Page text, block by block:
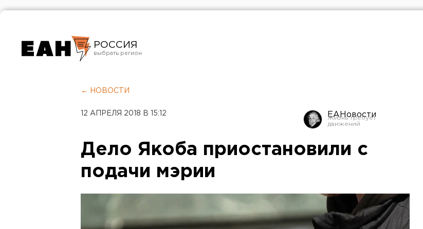
РОССИЯ
Челябинск
← НОВОСТИ
12 АПРЕЛЯ 2018 В 15:12 ЕАНовости
Дело Якоба приостановили с
подачи мэрии